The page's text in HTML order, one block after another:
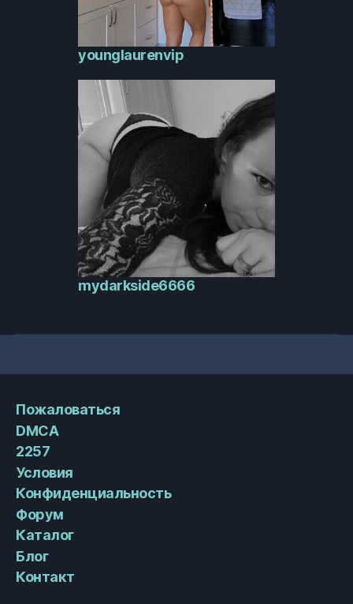
younglaurenvip
mydarkside6666
Пожаловаться
DMCA
2257
Условия
Конфиденциальность
Форум
Каталог
Блог
Контакт